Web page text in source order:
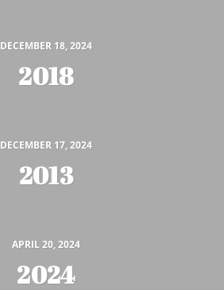
DECEMBER 18, 2024
2018
DECEMBER 17, 2024
2013
APRIL 20, 2024
2024